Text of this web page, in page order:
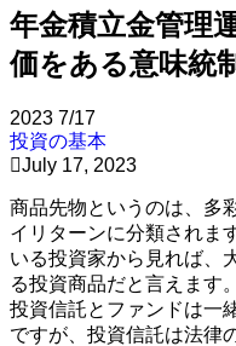
年金積立金管理
価をある意味統
2023 7/17
投資の基本
July 17, 2023
商品先物というのは、多
イリターンに分類されま
いる投資家から見れば、
る投資商品だと言えます。
投資信託とファンドは一
ですが、投資信託は法律